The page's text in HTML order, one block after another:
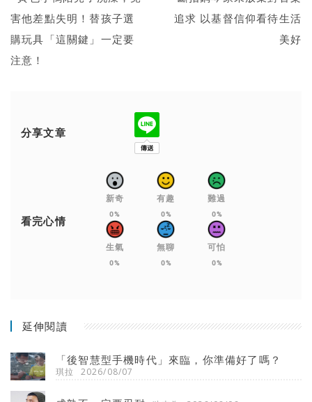
害他差點失明！替孩子選
購玩具「這關鍵」一定要
注意！
追求 以基督信仰看待生活
美好
分享文章
看完心情
新奇
0%
有趣
0%
難過
0%
生氣
0%
無聊
0%
可怕
0%
延伸閱讀
「後智慧型手機時代」來臨，你準備好了嗎？
琪拉 2026/08/07